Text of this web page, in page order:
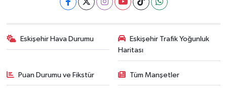
Eskişehir Hava Durumu
Eskişehir Trafik Yoğunluk
Haritası
Puan Durumu ve Fikstür Tüm Manşetler